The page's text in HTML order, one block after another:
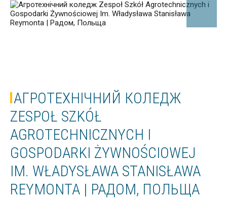
АГРОТЕХНІЧНИЙ КОЛЕДЖ
ZESPOŁ SZKÓŁ
AGROTECHNICZNYCH I
GOSPODARKI ŻYWNOŚCIOWEJ
IM. WŁADYSŁAWA STANISŁAWA
REYMONTA | РАДОМ, ПОЛЬЩА